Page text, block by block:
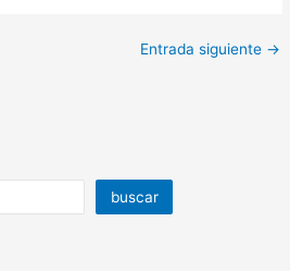
Entrada siguiente →
buscar